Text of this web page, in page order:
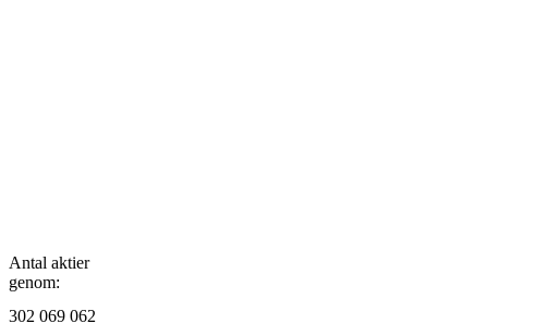
Antal aktier
genom:
302 069 062